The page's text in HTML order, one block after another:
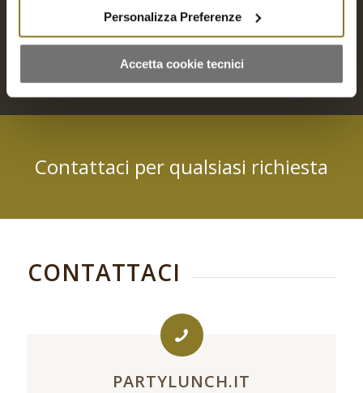
Personalizza Preferenze
Accetta cookie tecnici
Aggiungi a Richiesta Preventivo
Aggiungi al carrello Mostra dettagli
Contattaci per qualsiasi richiesta
CONTATTACI
PARTYLUNCH.IT